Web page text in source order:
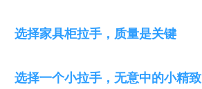
选择家具柜拉手，质量是关键
选择一个小拉手，无意中的小精致